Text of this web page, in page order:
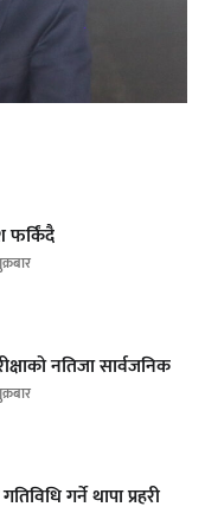
फर्किंदै
नतिजा सार्वजनिक
गर्ने थापा प्रहरी